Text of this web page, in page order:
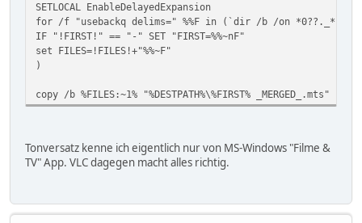
SETLOCAL EnableDelayedExpansion
for /f "usebackq delims=" %%F in (`dir /b /on
IF "!FIRST!" == "-" SET "FIRST=%%~nF"
set FILES=!FILES!+"%%~F"
)
copy /b %FILES:~1% "%DESTPATH%\%FIRST% _MERGED_.mts"
Tonversatz kenne ich eigentlich nur von MS-Windows "Filme &
TV" App. VLC dagegen macht alles richtig.